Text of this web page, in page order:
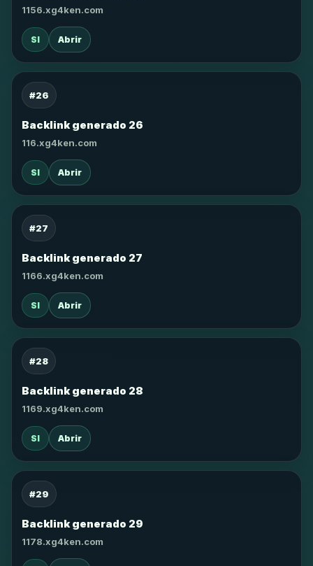
1156.xg4ken.com
SI Abrir
#26
Backlink generado 26
116.xg4ken.com
SI Abrir
#27
Backlink generado 27
1166.xg4ken.com
SI Abrir
#28
Backlink generado 28
1169.xg4ken.com
SI Abrir
#29
Backlink generado 29
1178.xg4ken.com